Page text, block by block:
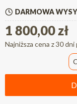
DARMOWA
1 800,00 zł
Najniższa cena z 30